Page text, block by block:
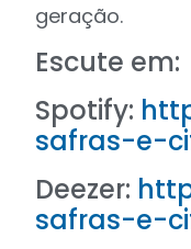
geração.
Escute em:
Spotify:
safras-e-
Deezer:
safras-e-